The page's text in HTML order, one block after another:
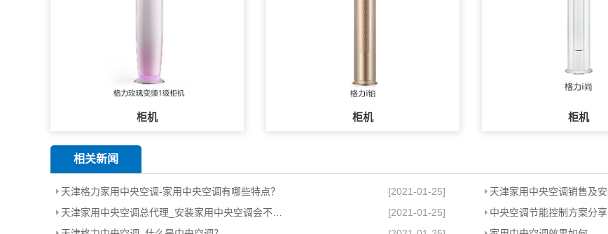
柜机 柜机 柜机
相关新闻
天津格力家用中央空调-家用中央空调有哪些特点？ [2021-01-25]
[2021-01-25] 中央空调节能控制方案分享